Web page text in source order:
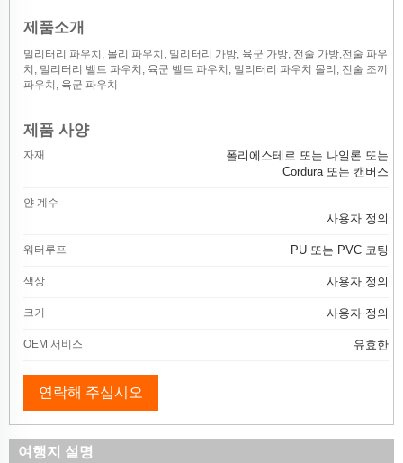
제품소개
밀리터리 파우치, 몰리 파우치, 밀리터리 가방, 육군 가방, 전술 가방,전술 파우
치, 밀리터리 벨트 파우치, 육군 벨트 파우치, 밀리터리 파우치 몰리, 전술 조끼
파우치, 육군 파우치
제품 사양
자재
폴리에스테르 또는 나일론 또는
Cordura 또는 캔버스
얀 계수
사용자 정의
워터루프 PU 또는 PVC 코팅
색상 사용자 정의
크기 사용자 정의
OEM 서비스 유효한
연락해 주십시오
여행지 설명